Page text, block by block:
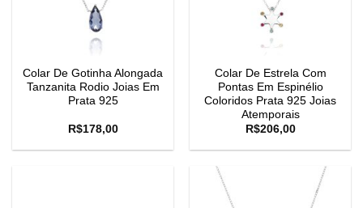
Colar De Gotinha Alongada
Tanzanita Rodio Joias Em
Prata 925
R$178,00
Colar De Estrela Com
Pontas Em Espinélio
Coloridos Prata 925 Joias
Atemporais
R$206,00